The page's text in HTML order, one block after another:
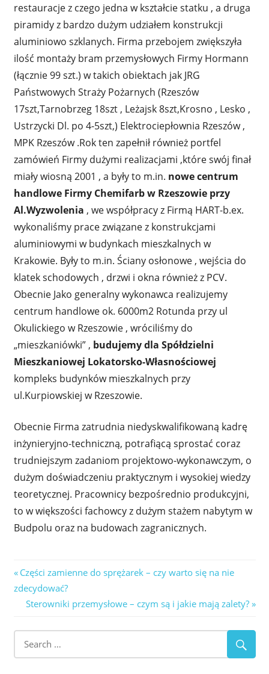
restauracje z czego jedna w kształcie statku , a druga
piramidy z bardzo dużym udziałem konstrukcji
aluminiowo szklanych. Firma przebojem zwiększyła
ilość montaży bram przemysłowych Firmy Hormann
(łącznie 99 szt.) w takich obiektach jak JRG
Państwowych Straży Pożarnych (Rzeszów
17szt,Tarnobrzeg 18szt , Leżajsk 8szt,Krosno , Lesko ,
Ustrzycki Dl. po 4-5szt,) Elektrociepłownia Rzeszów ,
MPK Rzeszów .Rok ten zapełnił również portfel
zamówień Firmy dużymi realizacjami ,które swój finał
miały wiosną 2001 , a były to m.in. nowe centrum
handlowe Firmy Chemifarb w Rzeszowie przy
Al.Wyzwolenia , we współpracy z Firmą HART-b.ex.
wykonaliśmy prace związane z konstrukcjami
aluminiowymi w budynkach mieszkalnych w
Krakowie. Były to m.in. Ściany osłonowe , wejścia do
klatek schodowych , drzwi i okna również z PCV.
Obecnie Jako generalny wykonawca realizujemy
centrum handlowe ok. 6000m2 Rotunda przy ul
Okulickiego w Rzeszowie , wróciliśmy do
„mieszkaniówki” , budujemy dla Spółdzielni
Mieszkaniowej Lokatorsko-Własnościowej
kompleks budynków mieszkalnych przy
ul.Kurpiowskiej w Rzeszowie.
Obecnie Firma zatrudnia niedyskwalifikowaną kadrę
inżynieryjno-techniczną, potrafiącą sprostać coraz
trudniejszym zadaniom projektowo-wykonawczym, o
dużym doświadczeniu praktycznym i wysokiej wiedzy
teoretycznej. Pracownicy bezpośrednio produkcyjni,
to w większości fachowcy z dużym stażem nabytym w
Budpolu oraz na budowach zagranicznych.
Nawigacja
wpisu
Previous
Post:
Części zamienne do sprężarek – czy warto się na nie
zdecydować?
Next
Sterowniki przemysłowe – czym są i jakie mają zalety?